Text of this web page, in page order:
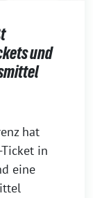
und
hat
in
eine